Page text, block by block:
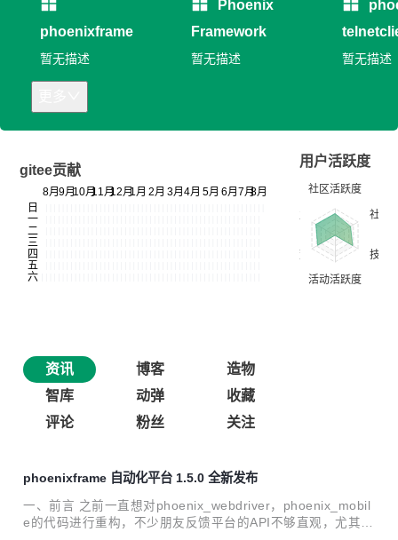
phoenixframe
暂无描述
Phoenix
Framework
暂无描述 暂无描述
gitee贡献
用户活跃度
资讯 博客
造物
智库
动弹
收藏
评论
粉丝 关注
phoenixframe 自动化平台 1.5.0 全新发布
一、前言 之前一直想对phoenix_webdriver，phoenix_mobil
e的代码进行重构，不少朋友反馈平台的API不够直观，尤其是